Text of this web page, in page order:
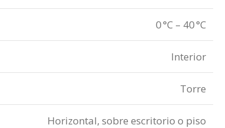
0 °C – 40 °C
Interior
Torre
Horizontal, sobre escritorio o piso